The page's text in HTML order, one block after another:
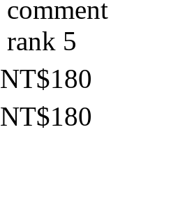
NT$180
NT$180